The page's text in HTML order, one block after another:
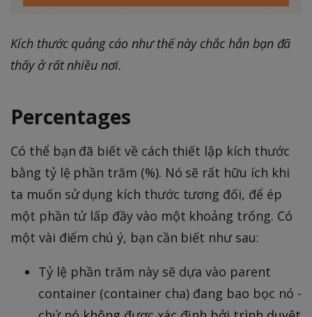
Kích thước quảng cáo như thế này chắc hẳn bạn đã
thấy ở rất nhiều nơi.
Percentages
Có thể bạn đã biết về cách thiết lập kích thước
bằng tỷ lệ phần trăm (%). Nó sẽ rất hữu ích khi
ta muốn sử dụng kích thước tương đối, để ép
một phần tử lấp đầy vào một khoảng trống. Có
một vài điểm chú ý, bạn cần biết như sau:
Tỷ lệ phần trăm này sẽ dựa vào parent
container (container cha) đang bao bọc nó -